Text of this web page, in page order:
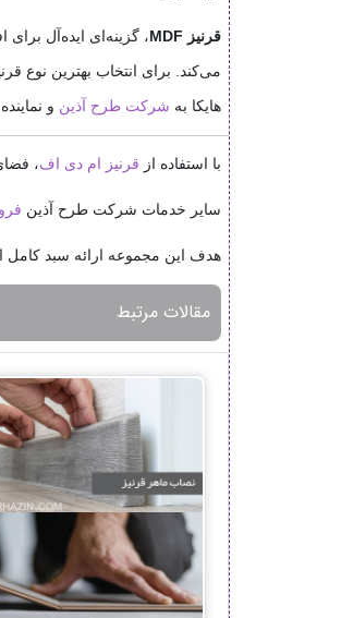
قرنیز MDF
، گزینه‌ای ایده‌آل
می‌کند. برای انتخاب بهترین نوع
هایکا به شرکت طرح آذین و
با استفاده از قرنیز ام دی اف،
سایر خدمات شرکت طرح آذین
هدف این مجموعه ارائه سبد کامل
مقالات مرتبط